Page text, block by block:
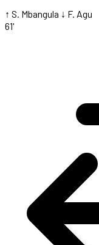
↑ S. Mbangula ↓ F. Agu
61'